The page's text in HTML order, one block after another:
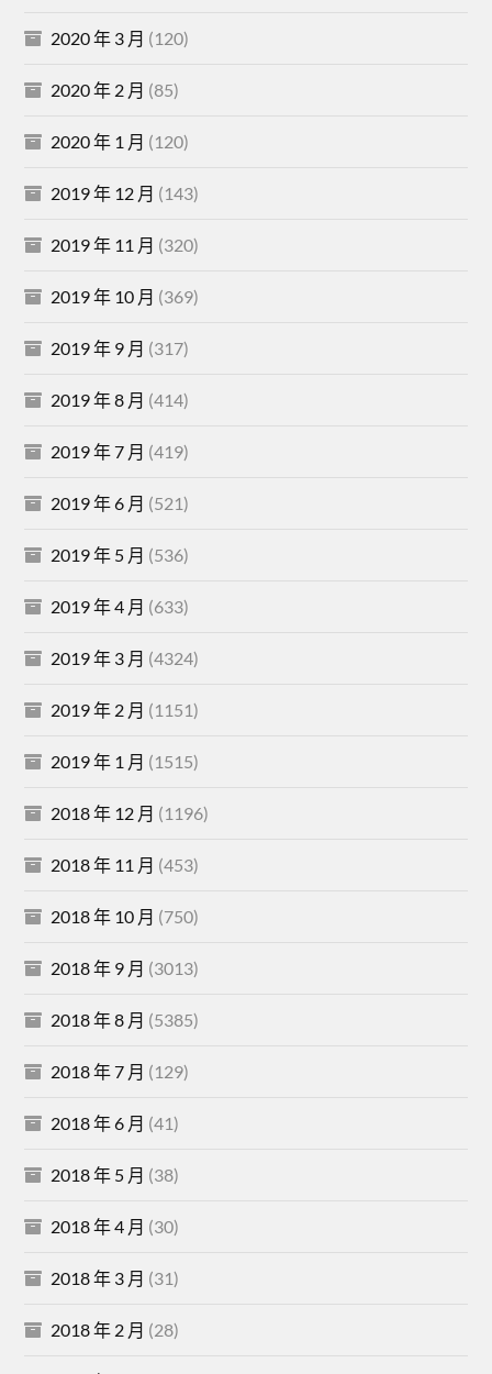
2020 年 3 月 (120)
2020 年 2 月 (85)
2020 年 1 月 (120)
2019 年 12 月 (143)
2019 年 11 月 (320)
2019 年 10 月 (369)
2019 年 9 月 (317)
2019 年 8 月 (414)
2019 年 7 月 (419)
2019 年 6 月 (521)
2019 年 5 月 (536)
2019 年 4 月 (633)
2019 年 3 月 (4324)
2019 年 2 月 (1151)
2019 年 1 月 (1515)
2018 年 12 月 (1196)
2018 年 11 月 (453)
2018 年 10 月 (750)
2018 年 9 月 (3013)
2018 年 8 月 (5385)
2018 年 7 月 (129)
2018 年 6 月 (41)
2018 年 5 月 (38)
2018 年 4 月 (30)
2018 年 3 月 (31)
2018 年 2 月 (28)